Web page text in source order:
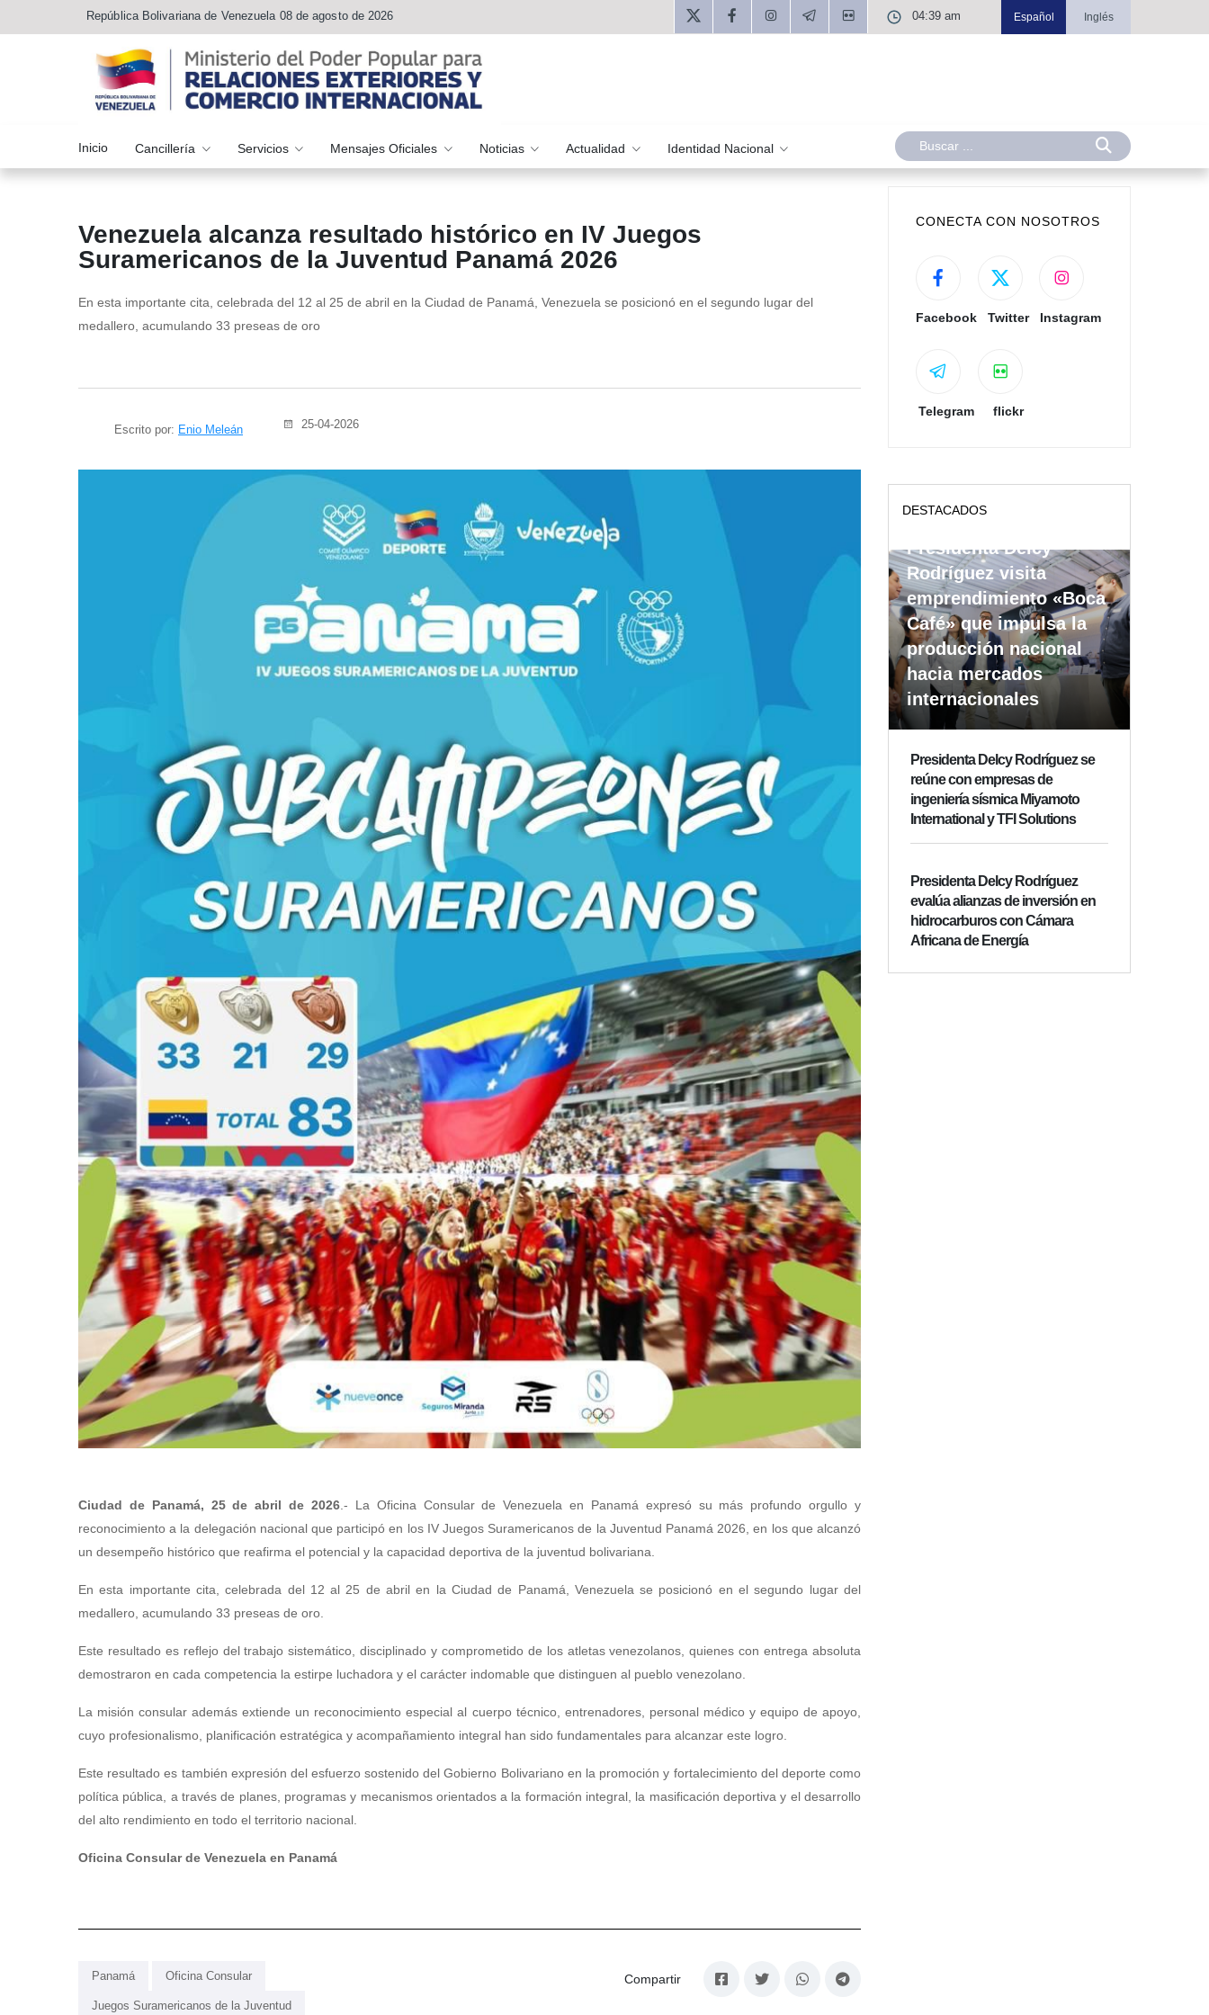
República Bolivariana de Venezuela 08 de agosto de 2026 04:39 am Español Inglés
Inicio Cancillería Servicios Mensajes Oficiales Noticias Actualidad Identidad Nacional
Venezuela alcanza resultado histórico en IV Juegos
Suramericanos de la Juventud Panamá 2026
En esta importante cita, celebrada del 12 al 25 de abril en la Ciudad de Panamá, Venezuela se posicionó en el segundo lugar del
medallero, acumulando 33 preseas de oro
Escrito por: Enio Meleán 25-04-2026
Ciudad de Panamá, 25 de abril de 2026.- La Oficina Consular de Venezuela en Panamá expresó su más profundo orgullo y
reconocimiento a la delegación nacional que participó en los IV Juegos Suramericanos de la Juventud Panamá 2026, en los que alcanzó
un desempeño histórico que reafirma el potencial y la capacidad deportiva de la juventud bolivariana.
En esta importante cita, celebrada del 12 al 25 de abril en la Ciudad de Panamá, Venezuela se posicionó en el segundo lugar del
medallero, acumulando 33 preseas de oro.
Este resultado es reflejo del trabajo sistemático, disciplinado y comprometido de los atletas venezolanos, quienes con entrega absoluta
demostraron en cada competencia la estirpe luchadora y el carácter indomable que distinguen al pueblo venezolano.
La misión consular además extiende un reconocimiento especial al cuerpo técnico, entrenadores, personal médico y equipo de apoyo,
cuyo profesionalismo, planificación estratégica y acompañamiento integral han sido fundamentales para alcanzar este logro.
Este resultado es también expresión del esfuerzo sostenido del Gobierno Bolivariano en la promoción y fortalecimiento del deporte como
política pública, a través de planes, programas y mecanismos orientados a la formación integral, la masificación deportiva y el desarrollo
del alto rendimiento en todo el territorio nacional.
Oficina Consular de Venezuela en Panamá
Panamá Oficina Consular
Juegos Suramericanos de la Juventud
Compartir
CONECTA CON NOSOTROS
Facebook Twitter Instagram
Telegram flickr
DESTACADOS
Presidenta Delcy
Rodríguez visita
emprendimiento «Boca
Café» que impulsa la
producción nacional
hacia mercados
internacionales
Presidenta Delcy Rodríguez se
reúne con empresas de
ingeniería sísmica Miyamoto
International y TFI Solutions
Presidenta Delcy Rodríguez
evalúa alianzas de inversión en
hidrocarburos con Cámara
Africana de Energía